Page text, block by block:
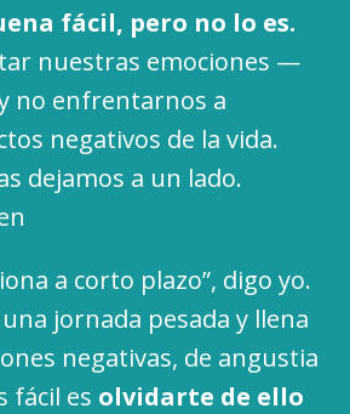
fácil, pero no lo es.
nuestras emociones —
no enfrentarnos a
negativos de la vida.
dejamos a un lado.
a corto plazo”, digo yo.
jornada pesada y llena
negativas, de angustia
fácil es olvidarte de ello